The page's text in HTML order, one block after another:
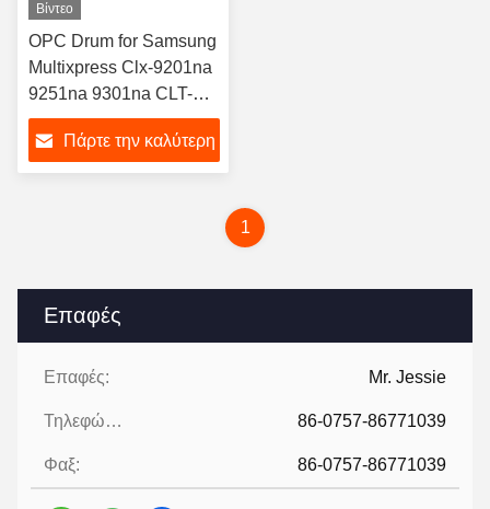
Επαφές
Επαφές: Mr. Jessie
Τηλεφώνημα: 86-0757-86771039
Φαξ: 86-0757-86771039
Βίντεο
OPC Drum for Samsung
Multixpress Clx-9201na
9251na 9301na CLT-
R809
Πάρτε την καλύτερη
1